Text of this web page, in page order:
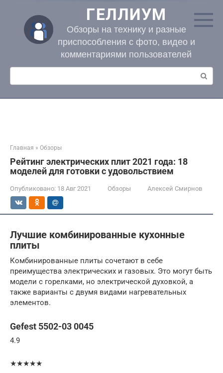
контенту
ГЕЛЛИУМ
Обзоры на технику и разные
приспособления с фото, видео и
комментариями пользователей
Поиск:
Главная » Обзоры
Рейтинг электрических плит 2021 года: 18
моделей для готовки с удовольствием
Опубликовано: 18 Авг 2021 Обзоры Алексей Смирнов
Лучшие комбинированные кухонные
плиты
Комбинированные плиты сочетают в себе
преимущества электрических и газовых. Это могут быть
модели с горелками, но электрической духовкой, а
также варианты с двумя видами нагревательных
элементов.
Gefest 5502-03 0045
4.9
★★★★★